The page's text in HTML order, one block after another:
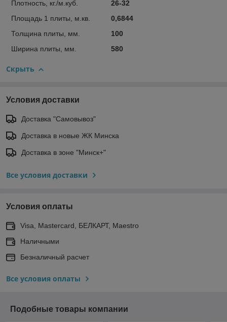
Плотность, кг./м.куб.
26-32
Площадь 1 плиты, м.кв.
0,6844
Толщина плиты, мм.
100
Ширина плиты, мм.
580
Скрыть
Условия доставки
Доставка "Самовывоз"
Доставка в новые ЖК Минска
Доставка в зоне "Минск+"
Все условия доставки
Условия оплаты
Visa, Mastercard, БЕЛКАРТ, Maestro
Наличными
Безналичный расчет
Все условия оплаты
Подобные товары компании